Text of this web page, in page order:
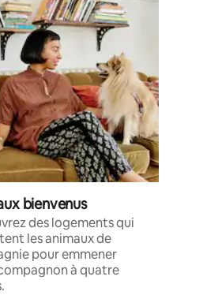
bienvenus
des logements qui
les animaux de
pour emmener
à quatre